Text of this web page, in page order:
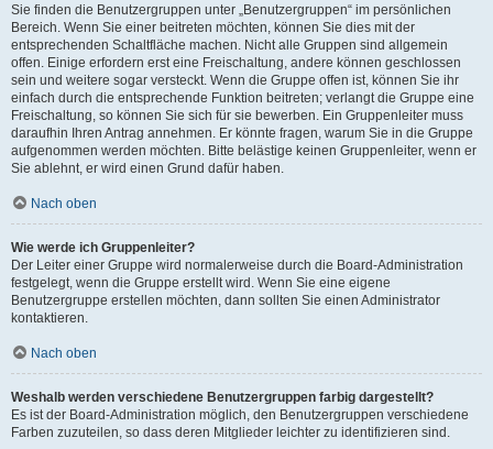
Sie finden die Benutzergruppen unter „Benutzergruppen“ im persönlichen
Bereich. Wenn Sie einer beitreten möchten, können Sie dies mit der
entsprechenden Schaltfläche machen. Nicht alle Gruppen sind allgemein
offen. Einige erfordern erst eine Freischaltung, andere können geschlossen
sein und weitere sogar versteckt. Wenn die Gruppe offen ist, können Sie ihr
einfach durch die entsprechende Funktion beitreten; verlangt die Gruppe eine
Freischaltung, so können Sie sich für sie bewerben. Ein Gruppenleiter muss
daraufhin Ihren Antrag annehmen. Er könnte fragen, warum Sie in die Gruppe
aufgenommen werden möchten. Bitte belästige keinen Gruppenleiter, wenn er
Sie ablehnt, er wird einen Grund dafür haben.
Nach oben
Wie werde ich Gruppenleiter?
Der Leiter einer Gruppe wird normalerweise durch die Board-Administration
festgelegt, wenn die Gruppe erstellt wird. Wenn Sie eine eigene
Benutzergruppe erstellen möchten, dann sollten Sie einen Administrator
kontaktieren.
Nach oben
Weshalb werden verschiedene Benutzergruppen farbig dargestellt?
Es ist der Board-Administration möglich, den Benutzergruppen verschiedene
Farben zuzuteilen, so dass deren Mitglieder leichter zu identifizieren sind.